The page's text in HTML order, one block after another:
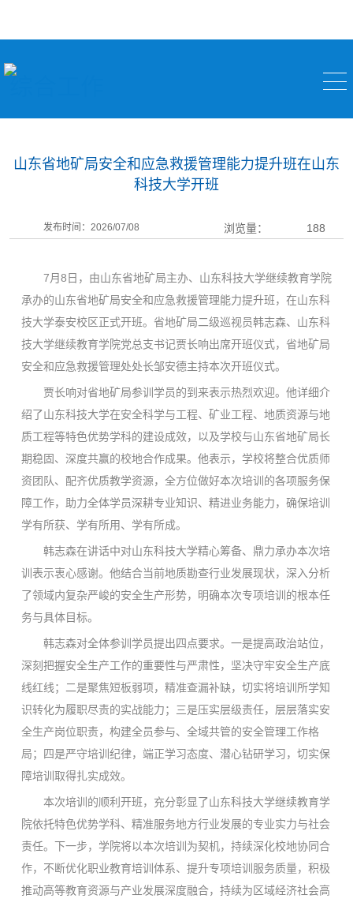
山东省地矿局安全和应急救援管理能力提升班在山东
科技大学开班
发布时间：2026/07/08 浏览量： 188
7月8日，由山东省地矿局主办、山东科技大学继续教育学院
承办的山东省地矿局安全和应急救援管理能力提升班，在山东科
技大学泰安校区正式开班。省地矿局二级巡视员韩志森、山东科
技大学继续教育学院党总支书记贾长响出席开班仪式，省地矿局
安全和应急救援管理处处长邹安德主持本次开班仪式。
贾长响对省地矿局参训学员的到来表示热烈欢迎。他详细介
绍了山东科技大学在安全科学与工程、矿业工程、地质资源与地
质工程等特色优势学科的建设成效，以及学校与山东省地矿局长
期稳固、深度共赢的校地合作成果。他表示，学校将整合优质师
资团队、配齐优质教学资源，全方位做好本次培训的各项服务保
障工作，助力全体学员深耕专业知识、精进业务能力，确保培训
学有所获、学有所用、学有所成。
韩志森在讲话中对山东科技大学精心筹备、鼎力承办本次培
训表示衷心感谢。他结合当前地质勘查行业发展现状，深入分析
了领域内复杂严峻的安全生产形势，明确本次专项培训的根本任
务与具体目标。
韩志森对全体参训学员提出四点要求。一是提高政治站位，
深刻把握安全生产工作的重要性与严肃性，坚决守牢安全生产底
线红线；二是聚焦短板弱项，精准查漏补缺，切实将培训所学知
识转化为履职尽责的实战能力；三是压实层级责任，层层落实安
全生产岗位职责，构建全员参与、全域共管的安全管理工作格
局；四是严守培训纪律，端正学习态度、潜心钻研学习，切实保
障培训取得扎实成效。
本次培训的顺利开班，充分彰显了山东科技大学继续教育学
院依托特色优势学科、精准服务地方行业发展的专业实力与社会
责任。下一步，学院将以本次培训为契机，持续深化校地协同合
作，不断优化职业教育培训体系、提升专项培训服务质量，积极
推动高等教育资源与产业发展深度融合，持续为区域经济社会高